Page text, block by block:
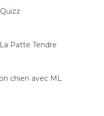
Patte Tendre
chien avec ML